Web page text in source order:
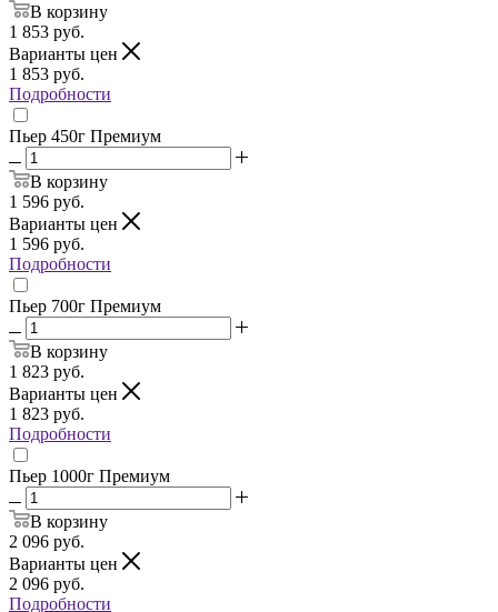
В корзину
1 853 руб.
Варианты цен
1 853 руб.
Подробности
Пьер 450г Премиум
В корзину
1 596 руб.
Варианты цен
1 596 руб.
Подробности
Пьер 700г Премиум
В корзину
1 823 руб.
Варианты цен
1 823 руб.
Подробности
Пьер 1000г Премиум
В корзину
2 096 руб.
Варианты цен
2 096 руб.
Подробности